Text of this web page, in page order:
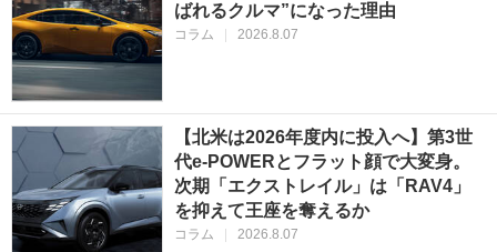
ばれるクルマ”になった理由
コラム 2026.8.07
【北米は2026年度内に投入へ】第3世
代e-POWERとフラット顔で大変身。
次期「エクストレイル」は「RAV4」
を抑えて王座を奪えるか
コラム 2026.8.07